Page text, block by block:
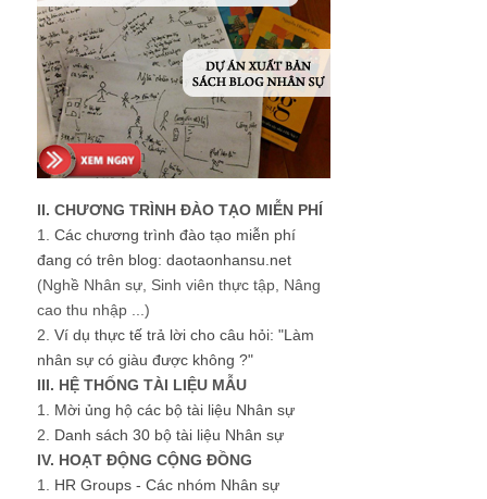
II. CHƯƠNG TRÌNH ĐÀO TẠO MIỄN PHÍ
1. Các chương trình đào tạo miễn phí
đang có trên blog: daotaonhansu.net
(Nghề Nhân sự, Sinh viên thực tập, Nâng
cao thu nhập ...)
2. Ví dụ thực tế trả lời cho câu hỏi: "Làm
nhân sự có giàu được không ?"
III. HỆ THỐNG TÀI LIỆU MẪU
1. Mời ủng hộ các bộ tài liệu Nhân sự
2. Danh sách 30 bộ tài liệu Nhân sự
IV. HOẠT ĐỘNG CỘNG ĐỒNG
1. HR Groups - Các nhóm Nhân sự